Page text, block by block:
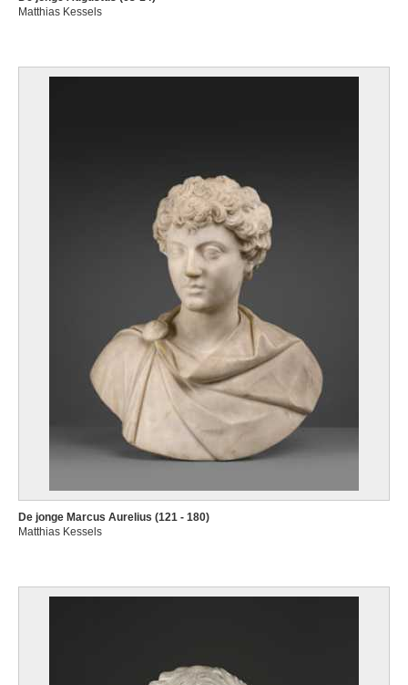
Matthias Kessels
De jonge Marcus Aurelius (121 - 180)
Matthias Kessels